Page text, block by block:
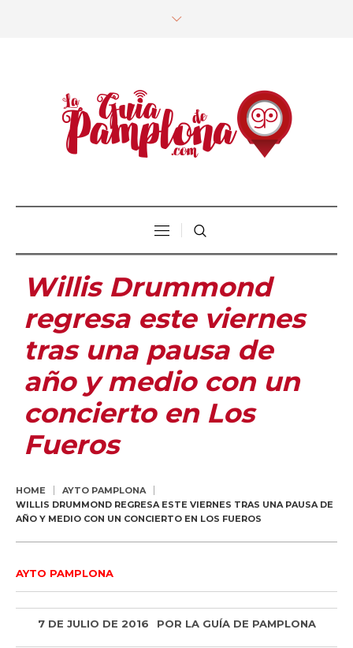
Willis Drummond
regresa este viernes
tras una pausa de
año y medio con un
concierto en Los
Fueros
HOME
AYTO PAMPLONA
WILLIS DRUMMOND REGRESA ESTE VIERNES TRAS UNA PAUSA DE
AÑO Y MEDIO CON UN CONCIERTO EN LOS FUEROS
AYTO PAMPLONA
7 DE JULIO DE 2016 POR LA GUÍA DE PAMPLONA